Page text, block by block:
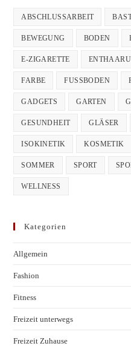
ABSCHLUSSARBEIT
BEWEGUNG BODEN
E-ZIGARETTE
FARBE FUSSBODEN
GADGETS GARTEN
GESUNDHEIT GLÄSER
ISOKINETIK KOSMETIK
SOMMER SPORT
WELLNESS
Kategorien
Allgemein
Fashion
Fitness
Freizeit unterwegs
Freizeit Zuhause